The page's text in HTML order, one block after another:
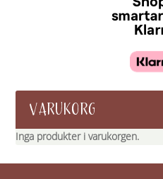
VARUKORG
Inga produkter i varukorgen.